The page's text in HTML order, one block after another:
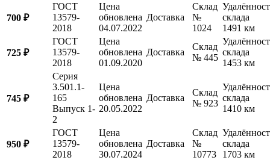
700 ₽
ГОСТ
13579-
2018
Цена
обновлена
04.07.2022
Доставка
Склад
№
1024
склада
1491 км
725 ₽
ГОСТ
13579-
2018
Цена
обновлена
01.09.2020
Доставка
Склад
№ 445
склада
1453 км
745 ₽
Серия
3.501.1-
165
Выпуск 1-
2
Цена
обновлена
20.05.2022
Доставка
Склад
№ 923
склада
1410 км
950 ₽
ГОСТ
13579-
2018
Цена
обновлена
30.07.2024
Доставка
Склад
№
10773
склада
1703 км